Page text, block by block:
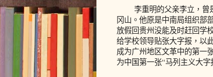
李重明的父亲李立，曾是
冈山。他原是中南局组织部
放假回贵州没能及时赶回学
给学校领导贴张大字报，以
成为广州地区文革中的第一
为中国第一张“马列主义大